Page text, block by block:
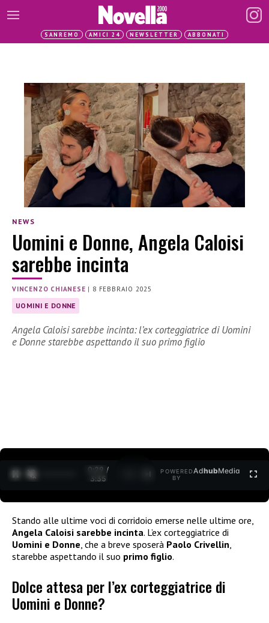
SANREMO AMICI 24 NEWSLETTER ABBONATI
NEWS
Uomini e Donne, Angela Caloisi
sarebbe incinta
VINCENZO CHIANESE | 8 FEBBRAIO 2025
UOMINI E DONNE
Angela Caloisi sarebbe incinta: l’ex corteggiatrice di Uomini
e Donne starebbe aspettando il suo primo figlio
0:30 /
3:35
POWERED
BY
AdhubMedia
Stando alle ultime voci di corridoio emerse nelle ultime ore,
Angela Caloisi sarebbe incinta. L’ex corteggiatrice di
Uomini e Donne , che a breve sposerà Paolo Crivellin
starebbe aspettando il suo primo figlio.
Dolce attesa per l’ex corteggiatrice di
Uomini e Donne?